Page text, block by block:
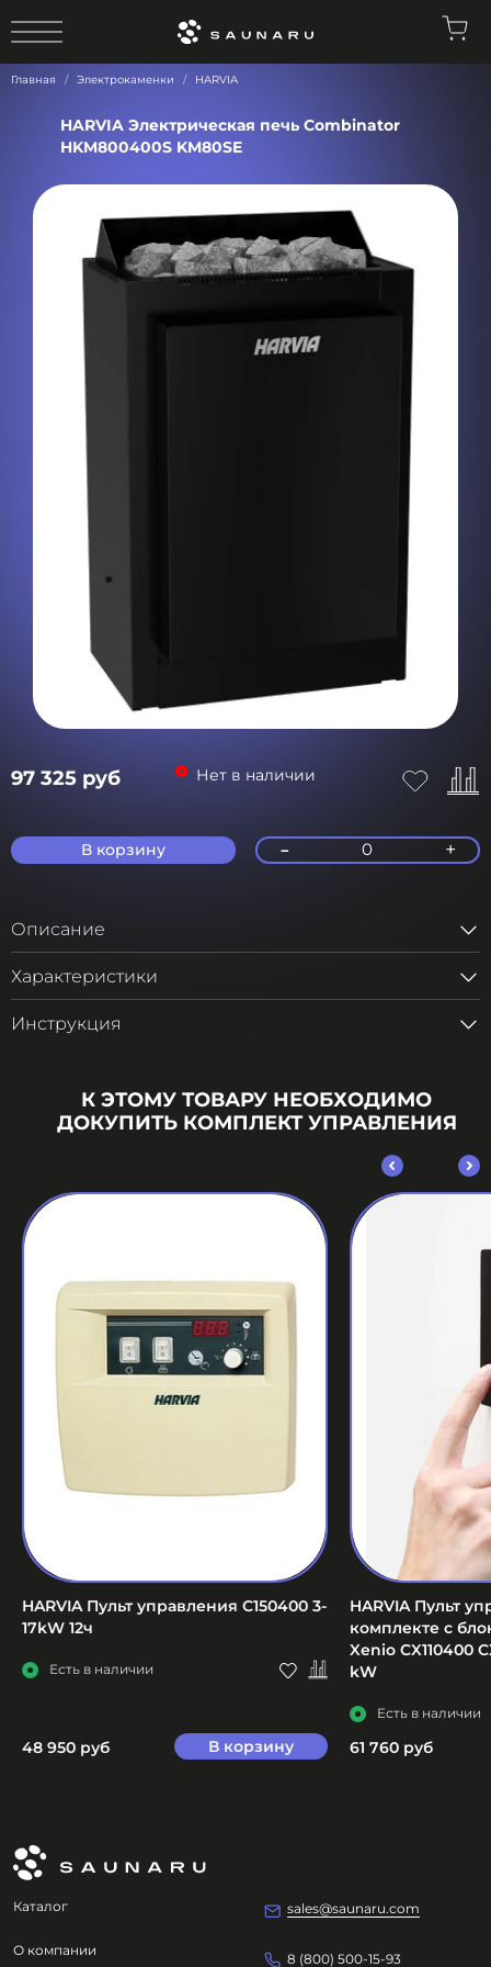
Главная Электрокаменки HARVIA
HARVIA Электрическая печь Combinator
HKM800400S KM80SE
97 325 руб Нет в наличии
В корзину - 0 +
Описание
Характеристики
Инструкция
К ЭТОМУ ТОВАРУ НЕОБХОДИМО
ДОКУПИТЬ КОМПЛЕКТ УПРАВЛЕНИЯ
HARVIA Пульт управления C150400 3-
17kW 12ч
Есть в наличии
48 950 руб В корзину
HARVIA Пульт
комплекте с
Xenio CX110400
kW
Есть в наличии
61 760 руб
Каталог
О компании
sales@saunaru.com
8 (800) 500-15-93